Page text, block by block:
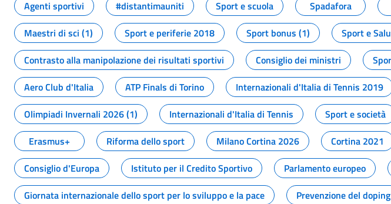
Agenti sportivi
#distantimauniti Sport e scuola Spadafora
Maestri di sci (1)
Sport e periferie 2018 Sport bonus (1) Sport e
Contrasto alla manipolazione dei risultati sportivi
Consiglio dei ministri
Aero Club d'Italia
ATP Finals di Torino Internazionali d'Italia di Tennis 2019
Olimpiadi Invernali 2026 (1)
Internazionali d'Italia di Tennis Sport e società
Erasmus+
Riforma dello sport Milano Cortina 2026 Cortina 2021
Consiglio d'Europa
Istituto per il Credito Sportivo Parlamento europeo
Giornata internazionale dello sport per lo sviluppo e la pace
Prevenzione del doping